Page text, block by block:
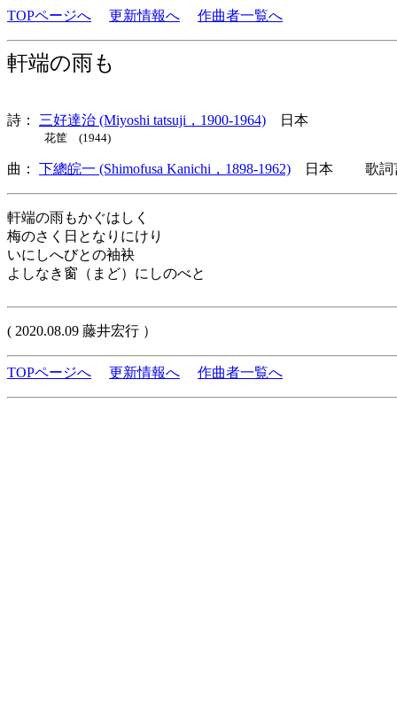
TOPページへ 更新情報へ 作曲者一覧へ
軒端の雨も
詩： 三好達治 (Miyoshi tatsuji，1900-1964) 日本
花筐 (1944)
曲： 下總皖一 (Shimofusa Kanichi，1898-1962) 日本 歌詞言
軒端の雨もかぐはしく
梅のさく日となりにけり
いにしへびとの袖袂
よしなき窗（まど）にしのべと
( 2020.08.09 藤井宏行 ）
TOPページへ 更新情報へ 作曲者一覧へ